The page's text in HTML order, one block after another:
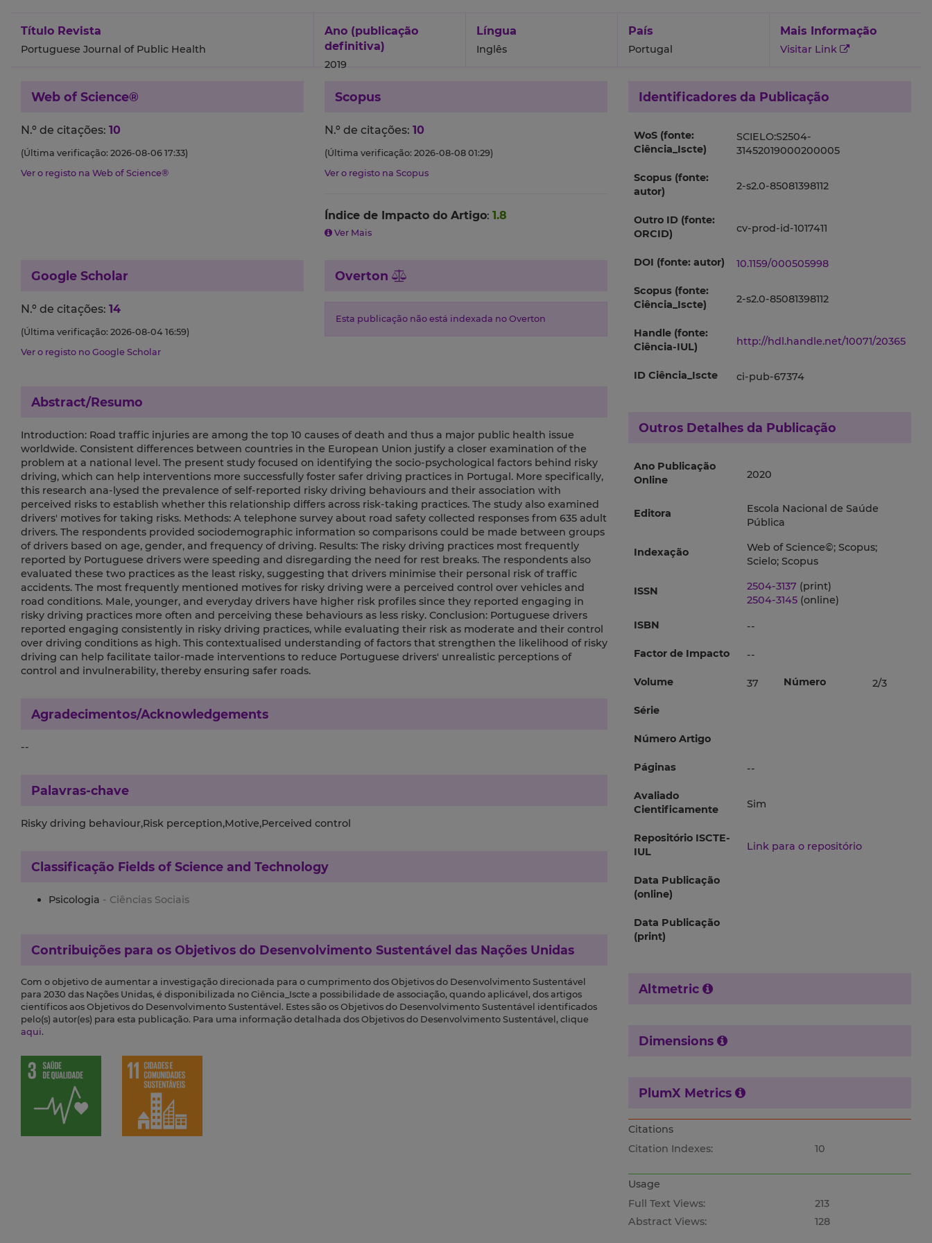
Título Revista
Portuguese Journal of Public Health
Ano (publicação
definitiva)
2019
Língua
Inglês
País
Portugal
Mais Informação
Visitar Link
Web of Science®
N.º de citações: 10
(Última verificação: 2026-08-06 17:33)
Ver o registo na Web of Science®
Scopus
N.º de citações: 10
(Última verificação: 2026-08-08 01:29)
Ver o registo na Scopus
Índice de Impacto do Artigo: 1.8
Ver Mais
Google Scholar
N.º de citações: 14
(Última verificação: 2026-08-04 16:59)
Ver o registo no Google Scholar
Overton
Esta publicação não está indexada no Overton
Abstract/Resumo
Introduction: Road traffic injuries are among the top 10 causes of death and thus a major public health issue
worldwide. Consistent differences between countries in the European Union justify a closer examination of the
problem at a national level. The present study focused on identifying the socio-psychological factors behind risky
driving, which can help interventions more successfully foster safer driving practices in Portugal. More specifically,
this research ana-lysed the prevalence of self-reported risky driving behaviours and their association with
perceived risks to establish whether this relationship differs across risk-taking practices. The study also examined
drivers' motives for taking risks. Methods: A telephone survey about road safety collected responses from 635 adult
drivers. The respondents provided sociodemographic information so comparisons could be made between groups
of drivers based on age, gender, and frequency of driving. Results: The risky driving practices most frequently
reported by Portuguese drivers were speeding and disregarding the need for rest breaks. The respondents also
evaluated these two practices as the least risky, suggesting that drivers minimise their personal risk of traffic
accidents. The most frequently mentioned motives for risky driving were a perceived control over vehicles and
road conditions. Male, younger, and everyday drivers have higher risk profiles since they reported engaging in
risky driving practices more often and perceiving these behaviours as less risky. Conclusion: Portuguese drivers
reported engaging consistently in risky driving practices, while evaluating their risk as moderate and their control
over driving conditions as high. This contextualised understanding of factors that strengthen the likelihood of risky
driving can help facilitate tailor-made interventions to reduce Portuguese drivers' unrealistic perceptions of
control and invulnerability, thereby ensuring safer roads.
Agradecimentos/Acknowledgements
--
Palavras-chave
Risky driving behaviour,Risk perception,Motive,Perceived control
Classificação Fields of Science and Technology
Psicologia - Ciências Sociais
Contribuições para os Objetivos do Desenvolvimento Sustentável das Nações Unidas
Com o objetivo de aumentar a investigação direcionada para o cumprimento dos Objetivos do Desenvolvimento Sustentável
para 2030 das Nações Unidas, é disponibilizada no Ciência_Iscte a possibilidade de associação, quando aplicável, dos artigos
científicos aos Objetivos do Desenvolvimento Sustentável. Estes são os Objetivos do Desenvolvimento Sustentável identificados
pelo(s) autor(es) para esta publicação. Para uma informação detalhada dos Objetivos do Desenvolvimento Sustentável, clique
aqui.
Identificadores da Publicação
WoS (fonte:
Ciência_Iscte)
SCIELO:S2504-
31452019000200005
Scopus (fonte:
autor)
2-s2.0-85081398112
Outro ID (fonte:
ORCID)
cv-prod-id-1017411
DOI (fonte: autor) 10.1159/000505998
Scopus (fonte:
Ciência_Iscte)
2-s2.0-85081398112
Handle (fonte:
Ciência-IUL)
http://hdl.handle.net/10071/20365
ID Ciência_Iscte ci-pub-67374
Outros Detalhes da Publicação
Ano Publicação
Online
2020
Editora
Escola Nacional de Saúde
Pública
Indexação
Web of Science©; Scopus;
Scielo; Scopus
ISSN 2504-3137 (print)
2504-3145 (online)
ISBN
--
Factor de Impacto --
Volume 37 Número 2/3
Série
Número Artigo
Páginas --
Avaliado
Cientificamente
Sim
Repositório ISCTE-
IUL
Link para o repositório
Data Publicação
(online)
Data Publicação
(print)
Altmetric
Dimensions
PlumX Metrics
Citations
Citation Indexes:
10
Usage
Full Text Views:
213
Abstract Views:
128